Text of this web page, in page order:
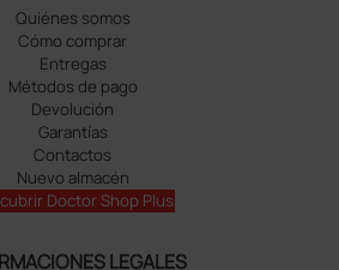
Quiénes somos
Cómo comprar
Entregas
Métodos de pago
Devolución
Garantías
Contactos
Nuevo almacén
Doctor Shop Plus
LEGALES